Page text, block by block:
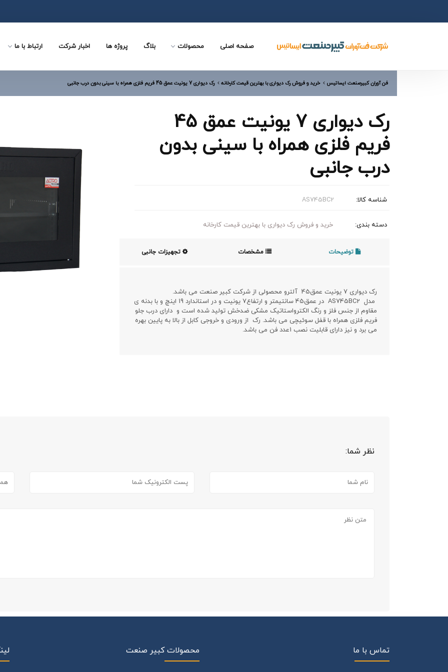
صفحه اصلی محصولات بلاگ پروژه ها اخبار شرکت ارتباط با ما
فن آوران کبیرصنعت ایساتیس خرید و فروش رک دیواری با بهترین قیمت کارخانه رک دیواری 7 یونیت عمق 45 فریم فلزی همراه با سینی بدون درب جانبی
رک دیواری 7 یونیت عمق 45
فریم فلزی همراه با سینی بدون
درب جانبی
شناسه کالا: AS745BC2
دسته بندی: خرید و فروش رک دیواری با بهترین قیمت کارخانه
توضیحات مشخصات تجهیزات جانبی
رک دیواری 7 یونیت عمق45 آلترو محصولی از شرکت کبیر صنعت می باشد.
مدل AS745BC2 در عمق45 سانتیمتر و ارتفاع7 یونیت و در استاندارد 19 اینچ و با بدنه ی
مقاوم از جنس فلز و رنگ الکترواستاتیک مشکی ضدخش تولید شده است و دارای درب جلو
فریم فلزی همراه با قفل سوئیچی می باشد. رک از ورودی و خروجی کابل از بالا به پایین بهره
می برد و نیز دارای قابلیت نصب 1عدد فن می باشد.
نظر شما:
تماس با ما محصولات کبیر صنعت